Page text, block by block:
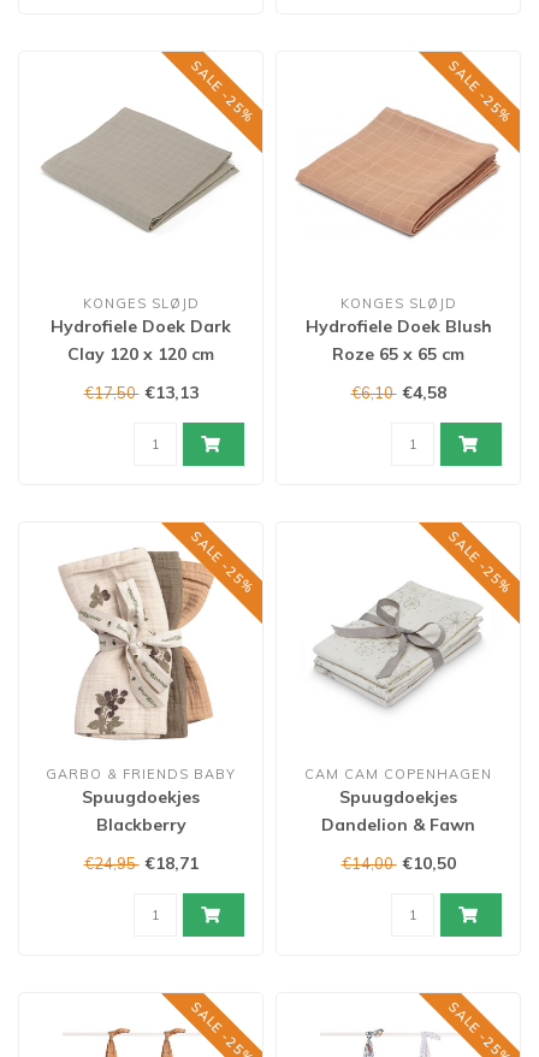
SALE -25%
KONGES SLØJD
Hydrofiele Doek Dark
Clay 120 x 120 cm
€17,50 €13,13
SALE -25%
KONGES SLØJD
Hydrofiele Doek Blush
Roze 65 x 65 cm
€6,10 €4,58
SALE -25%
GARBO & FRIENDS BABY
Spuugdoekjes
Blackberry
€24,95 €18,71
SALE -25%
CAM CAM COPENHAGEN
Spuugdoekjes
Dandelion & Fawn
€14,00 €10,50
SALE -25% SALE -25%